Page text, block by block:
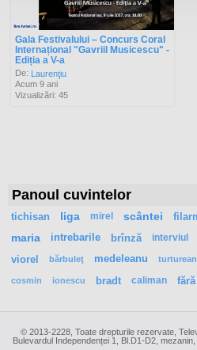
Gala Festivalului – Concurs Coral
Internațional "Gavriil Musicescu" -
Ediția a V-a
De: Laurenţiu
Acum 9 ani
Vizualizări: 45
Panoul cuvintelor
tichisan liga mirel scântei
maria
intrebarile brînză interviul
viorel bărbuleţ medeleanu
cosmin ionescu bradt caliman fără
© 2013-2228, Toate drepturile rezervate,
Bulevardul Independenței 1, Bl.D1-D2,